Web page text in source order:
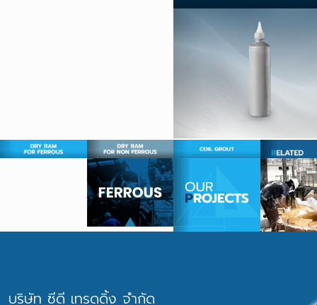
บริษัท ซีดี เทรดดิ้ง จำกัด